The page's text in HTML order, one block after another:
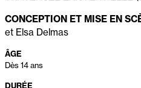
CONCEPTION ET MISE EN
et Elsa Delmas
ÂGE
Dès 14 ans
DURÉE